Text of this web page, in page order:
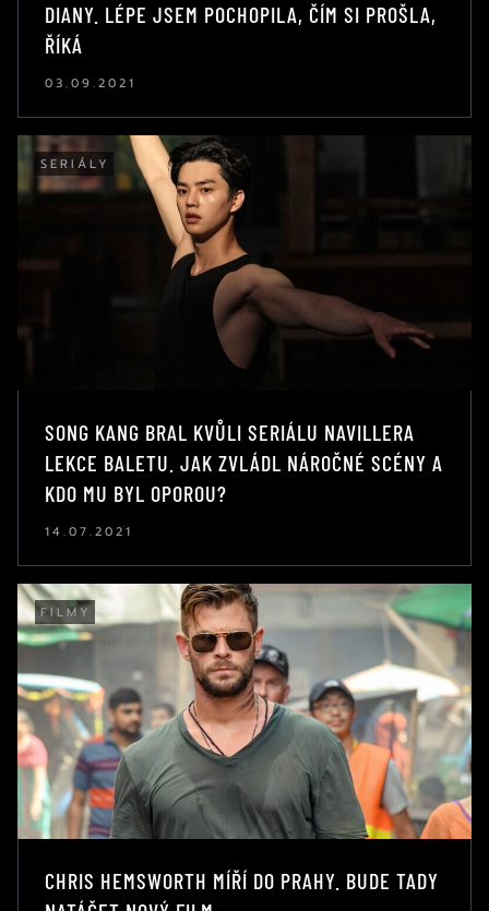
DIANY. LÉPE JSEM POCHOPILA, ČÍM SI PROŠLA,
ŘÍKÁ
03.09.2021
SERIÁLY
SONG KANG BRAL KVŮLI SERIÁLU NAVILLERA
LEKCE BALETU. JAK ZVLÁDL NÁROČNÉ SCÉNY A
KDO MU BYL OPOROU?
14.07.2021
FILMY
CHRIS HEMSWORTH MÍŘÍ DO PRAHY. BUDE TADY